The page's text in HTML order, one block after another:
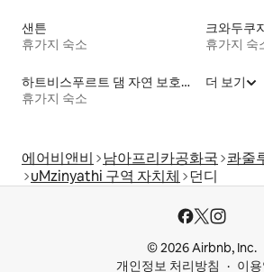
샌튼
휴가지 숙소
크와두쿠
휴가지 숙
하트비스푸르트 댐 자연 보호구역
휴가지 숙소
더 보기
에어비앤비 남아프리카공화국 콰줄
uMzinyathi 구역 자치체
던디
© 2026 Airbnb, Inc.
개인정보 처리방침
이